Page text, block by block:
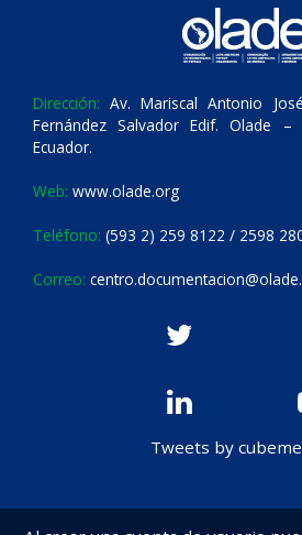
Dirección: Av. Mariscal Antonio
Fernández Salvador Edif. Olade
Ecuador.
Web: www.olade.org
Teléfono: (593 2) 259 8122 / 2598
Correo:
Tweets by